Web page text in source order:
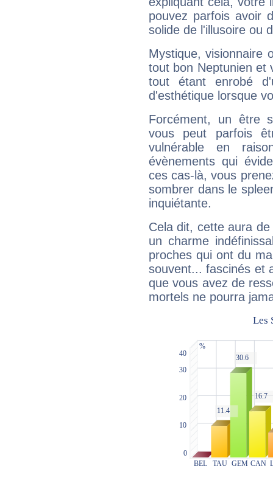
pouvez parfois avoir
solide de l'illusoire ou
Mystique, visionnaire
tout bon Neptunien et
tout étant enrobé
d'esthétique lorsque
Forcément, un être
vous peut parfois
vulnérable en
évènements qui
ces cas-là, vous
sombrer dans le
inquiétante.
Cela dit, cette aura
un charme
proches qui ont du
souvent... fascinés et
que vous avez de
mortels ne pourra